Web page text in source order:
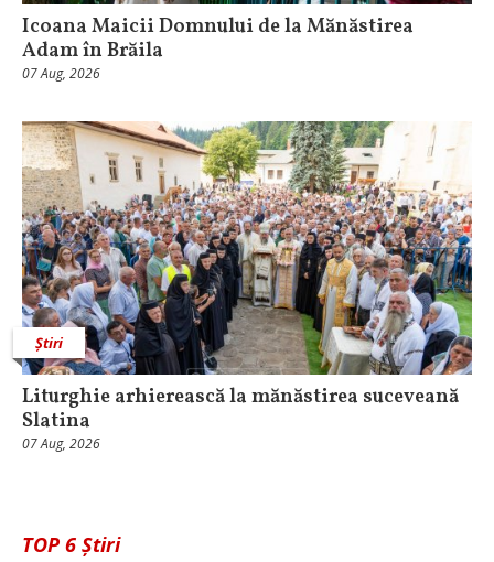
Icoana Maicii Domnului de la Mănăstirea
Adam în Brăila
07 Aug, 2026
Știri
Liturghie arhierească la mănăstirea suceveană
Slatina
07 Aug, 2026
TOP 6 Știri